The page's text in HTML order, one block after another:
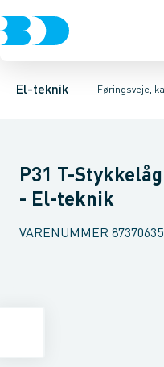
El-teknik Føringsveje,
Afbrydere, stikkontakter
Føringsveje
Gitterbakke Endestykke
P31 T-
- El-teknik
VARENUMMER